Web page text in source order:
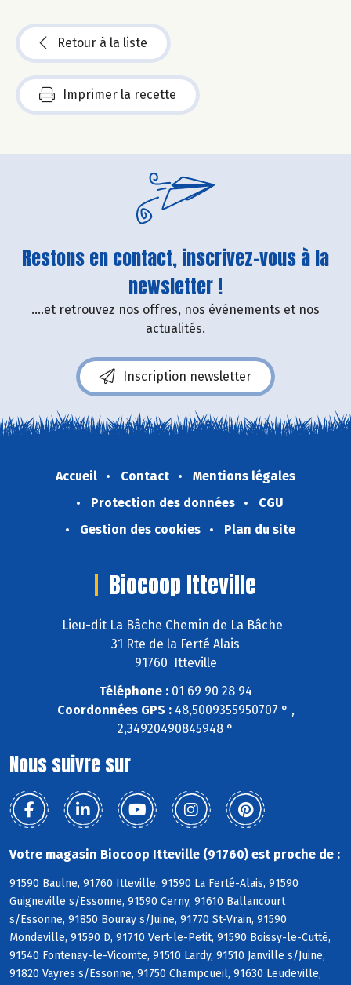
Retour à la liste
Imprimer la recette
Restons en contact, inscrivez-vous à la
newsletter !
....et retrouvez nos offres, nos événements et nos
actualités.
Inscription newsletter
Accueil Contact
Mentions légales
Protection des données
CGU
Gestion des cookies
Plan du site
Biocoop Itteville
Lieu-dit La Bâche Chemin de La Bâche
31 Rte de la Ferté Alais
91760 Itteville
Téléphone : 01 69 90 28 94
Coordonnées GPS :48,5009355950707 ° ,
2,34920490845948 °
Nous suivre sur
Votre magasin Biocoop Itteville (91760) est proche de :
91590 Baulne, 91760 Itteville, 91590 La Ferté-Alais, 91590
Guigneville s/Essonne, 91590 Cerny, 91610 Ballancourt
s/Essonne, 91850 Bouray s/Juine, 91770 St-Vrain, 91590
Mondeville, 91590 D, 91710 Vert-le-Petit, 91590 Boissy-le-Cutté,
91540 Fontenay-le-Vicomte, 91510 Lardy, 91510 Janville s/Juine,
91820 Vayres s/Essonne, 91750 Champcueil, 91630 Leudeville,